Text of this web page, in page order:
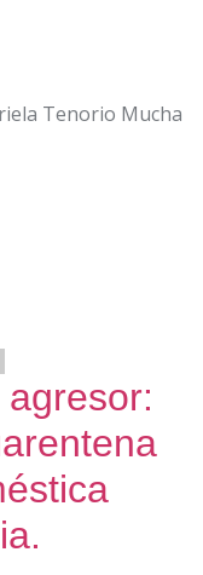
Tenorio Mucha